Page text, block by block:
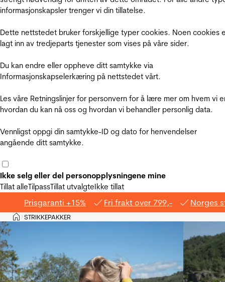
informasjonskapsler trenger vi din tillatelse.
Dette nettstedet bruker forskjellige typer cookies. Noen cookies
lagt inn av tredjeparts tjenester som vises på våre sider.
Du kan endre eller oppheve ditt samtykke via
Informasjonskapselerkæring på nettstedet vårt.
Les våre Retningslinjer for personvern for å lære mer om hvem vi
hvordan du kan nå oss og hvordan vi behandler personlig data.
Vennligst oppgi din samtykke-ID og dato for henvendelser
angående ditt samtykke.
Ikke selg eller del personopplysningene mine
Tillat alleTilpassTillat utvalgteIkke tillat
Prisgaranti +15% Fri frakt over 799,- Norges
Hjem
>STRIKKEPAKKER